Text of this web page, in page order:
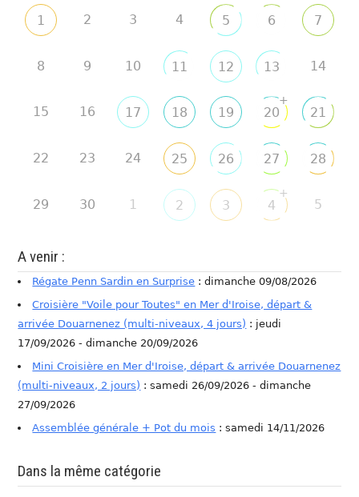
1 2 3 4 5 6 7
8 9 10 11 12 13 14
15 16 17 18 19 20
+
21
22 23 24 25 26 27 28
29 30 1 2 3 4
+
5
A venir :
Régate Penn Sardin en Surprise : dimanche 09/08/2026
Croisière "Voile pour Toutes" en Mer d'Iroise, départ &
arrivée Douarnenez (multi-niveaux, 4 jours) : jeudi
17/09/2026 - dimanche 20/09/2026
Mini Croisière en Mer d'Iroise, départ & arrivée Douarnenez
(multi-niveaux, 2 jours) : samedi 26/09/2026 - dimanche
27/09/2026
Assemblée générale + Pot du mois : samedi 14/11/2026
Dans la même catégorie